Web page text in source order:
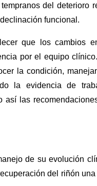
del deterioro
funcional.
que los cambios
por el equipo
la condición,
la evidencia de
así las
de su evolución
del riñón una